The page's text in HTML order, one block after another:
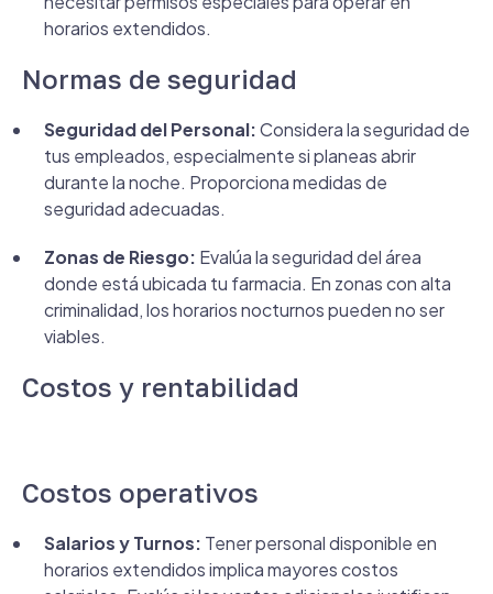
horarios extendidos.
Normas de seguridad
Seguridad del Personal:Considera la seguridad de
tus empleados, especialmente si planeas abrir
durante la noche. Proporciona medidas de
seguridad adecuadas.
Zonas de Riesgo: Evalúa la seguridad del área
donde está ubicada tu farmacia. En zonas con alta
criminalidad, los horarios nocturnos pueden no ser
viables.
Costos y rentabilidad
Costos operativos
Salarios y Turnos: Tener personal disponible en
horarios extendidos implica mayores costos